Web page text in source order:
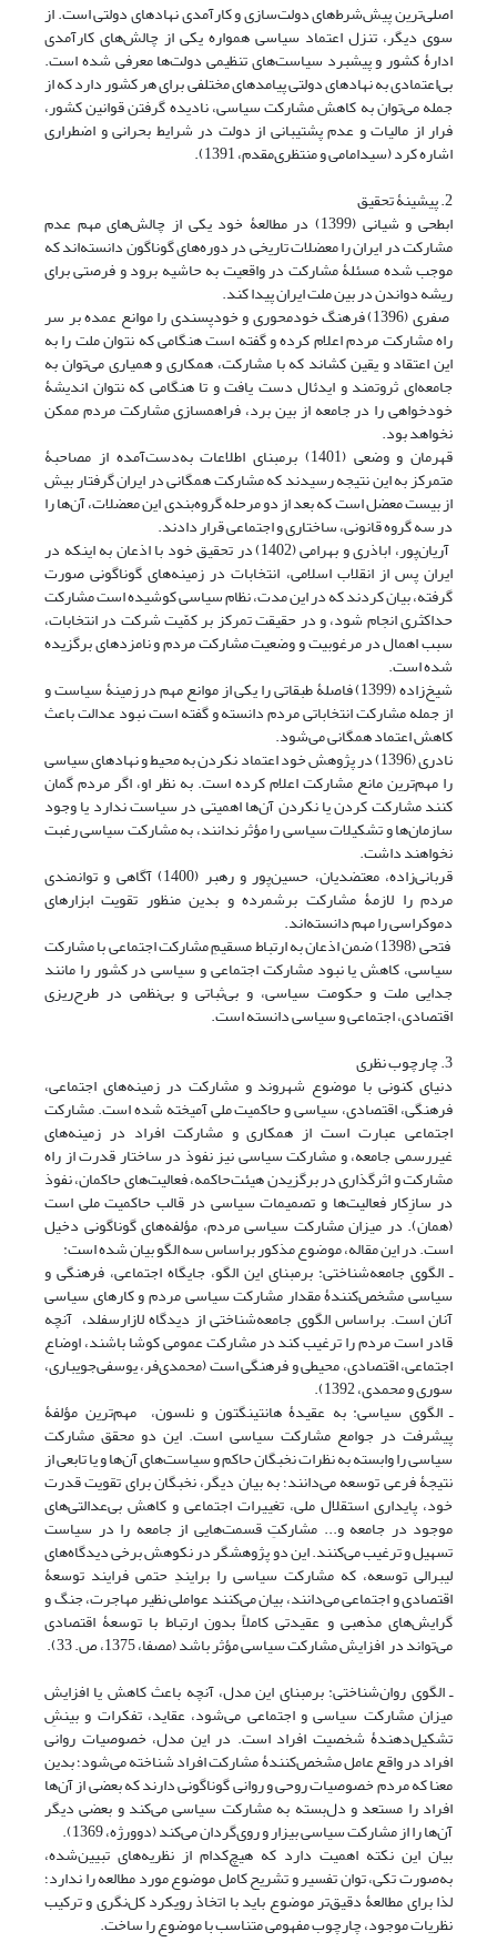
اصلی‌ترین پیش‌شرط‌های دولت‌سازی و کارآمدی نهادهای دولتی است. از
سوی دیگر، تنزل اعتماد سیاسی همواره یکی از چالش‌های کارآمدی
ادارۀ کشور و پیشبرد سیاست‌های تنظیمی دولت‌ها معرفی شده است.
بی‌اعتمادی به نهادهای دولتی پیامدهای مختلفی برای هر کشور دارد که از
جمله می‌توان به کاهش مشارکت سیاسی، نادیده گرفتن قوانین کشور،
فرار از مالیات و عدم پشتیبانی از دولت در شرایط بحرانی و اضطراری
اشاره کرد (سیدامامی و منتظری‌مقدم، 1391).
2. پیشینۀ تحقیق
ابطحی و شیانی (1399) در مطالعۀ خود یکی از چالش‌های مهم عدم
مشارکت در ایران را معضلات تاریخی در دوره‌های گوناگون دانسته‌اند که
موجب شده مسئلۀ مشارکت در واقعیت به حاشیه برود و فرصتی برای
ریشه دواندن در بین ملت ایران پیدا کند.
صفری (1396) فرهنگ خودمحوری و خودپسندی را موانع عمده بر سر
راه مشارکت مردم اعلام کرده و گفته است هنگامی که نتوان ملت را به
این اعتقاد و یقین کشاند که با مشارکت، همکاری و همیاری می‌توان به
جامعه‌ای ثروتمند و ایدئال دست یافت و تا هنگامی که نتوان اندیشۀ
خودخواهی را در جامعه از بین برد، فراهمسازی مشارکت مردم ممکن
نخواهد بود.
قهرمان و وضعی (1401) برمبنای اطلاعات به‌دست‌آمده از مصاحبۀ
متمرکز به این نتیجه رسیدند که مشارکت همگانی در ایران گرفتار بیش
از بیست معضل است که بعد از دو مرحله گروه‌بندی این معضلات، آن‌ها را
در سه گروه قانونی، ساختاری و اجتماعی قرار دادند.
آریان‌پور، اباذری و بهرامی (1402) در تحقیق خود با اذعان به اینکه در
ایران پس از انقلاب اسلامی، انتخابات در زمینه‌هاى گوناگونی صورت
گرفته، بیان کردند که در این مدت، نظام سیاسی کوشیده است مشارکت
حداکثرى انجام شود، و در حقیقت تمرکز بر کمّیت شرکت در انتخابات،
سبب اهمال در مرغوبیت و وضعیت مشارکت مردم و نامزدهای برگزیده
شده است.
شیخ‌زاده (1399) فاصلۀ طبقاتی را یکی از موانع مهم در زمینۀ سیاست و
از جمله مشارکت انتخاباتی مردم دانسته و گفته است نبود عدالت باعث
کاهش اعتماد همگانی می‌شود.
نادری (1396) در پژوهش خود اعتماد نکردن به محیط و نهادهای سیاسی
را مهم‌ترین مانع مشارکت اعلام کرده است. به نظر او، اگر مردم گمان
کنند مشارکت کردن یا نکردن آن‌ها اهمیتی در سیاست ندارد یا وجود
سازمان‌ها و تشکیلات سیاسی را مؤثر ندانند، به مشارکت سیاسی رغبت
نخواهند داشت.
قربانی‌زاده، معتضدیان، حسین‌پور و رهبر (1400) آگاهی و توانمندی
مردم را لازمۀ مشارکت برشمرده و بدین منظور تقویت ابزارهای
دموکراسی را مهم دانسته‌اند.
فتحی (1398) ضمن اذعان به ارتباط مسقیمِ مشارکت اجتماعی با مشارکت
سیاسی، کاهش یا نبود مشارکت اجتماعی و سیاسی در کشور را مانند
جدایی ملت و حکومت سیاسی، و بی‌ثباتی و بی‌نظمی در طرح‌ریزی
اقتصادی، اجتماعی و سیاسی دانسته است.
3. چارچوب نظری
دنیای کنونی با موضوع شهروند و مشارکت در زمینه‌های اجتماعی،
فرهنگی، اقتصادی، سیاسی و حاکمیت ملی آمیخته شده است. مشارکت
اجتماعی عبارت است از همکاری و مشارکت افراد در زمینه‌های
غیررسمی جامعه، و مشارکت سیاسی نیز نفوذ در ساختار قدرت از راه
مشارکت و اثرگذاری در برگزیدن هیئت‌حاکمه، فعالیت‌های حاکمان، نفوذ
در سازِکار فعالیت‌ها و تصمیمات سیاسی در قالب حاکمیت ملی است
(همان). در میزان مشارکت سیاسی مردم، مؤلفه‌های گوناگونی دخیل
است. در این مقاله، موضوع مذکور براساس سه الگو بیان شده است:
ـ الگوی جامعه‌شناختی: برمبنای این الگو، جایگاه اجتماعی، فرهنگی و
سیاسی مشخص‌کنندۀ مقدار مشارکت سیاسی مردم و کارهای سیاسی
آنان است. براساس الگوی جامعه‌شناختی از دیدگاه لازارسفلد، آنچه
قادر است مردم را ترغیب کند در مشارکت عمومی کوشا باشند، اوضاع
اجتماعی، اقتصادی، محیطی و فرهنگی است (محمدی‌فر، یوسفی‌جویباری،
سوری و محمدی، 1392).
ـ الگوی سیاسی: به عقیدۀ هانتینگتون و نلسون، مهم‌ترین مؤلفۀ
پیشرفت در جوامع مشارکت سیاسی است. این دو محقق مشارکت
سیاسی را وابسته به نظرات نخبگان حاکم و سیاست‌های آن‌ها و یا تابعی از
نتیجۀ فرعی توسعه می‌دانند؛ به بیان دیگر، نخبگان برای تقویت قدرت
خود، پایداری استقلال ملی، تغییرات اجتماعی و کاهش بی‌عدالتی‌های
موجود در جامعه و... مشارکتِ قسمت‌هایی از جامعه را در سیاست
تسهیل و ترغیب می‌کنند. این دو پژوهشگر در نکوهش برخی دیدگاه‌های
لیبرالی توسعه، که مشارکت سیاسی را برایندِ حتمی فرایند توسعۀ
اقتصادی و اجتماعی می‌دانند، بیان می‌کنند عواملی نظیر مهاجرت، جنگ و
گرایش‌های مذهبی و عقیدتى کاملاً بدون ارتباط با توسعۀ اقتصادی
می‌تواند در افزایش مشارکت سیاسی مؤثر باشد (مصفا، 1375، ص. 33).
ـ الگوی روان‌شناختی: برمبنای این مدل، آنچه باعث کاهش یا افزایش
میزان مشارکت سیاسی و اجتماعی می‌شود، عقاید، تفکرات و بینشِ
تشکیل‌دهندۀ شخصیت افراد است. در این مدل، خصوصیات روانی
افراد در واقع عامل مشخص‌کنندۀ مشارکت افراد شناخته می‌شود؛ بدین
معنا که مردم خصوصیات روحی و روانی گوناگونی دارند که بعضی از آن‌ها
افراد را مستعد و دل‌بسته به مشارکت سیاسی می‌کند و بعضی دیگر
آن‌ها را از مشارکت سیاسی بیزار و روی‌گردان می‌کند (دوورژه، 1369).
بیان این نکته اهمیت دارد که هیچ‌کدام از نظریه‌های تبیین‌شده،
به‌صورت تکی، توان تفسیر و تشریح کامل موضوع مورد مطالعه را ندارد؛
لذا برای مطالعۀ دقیق‌تر موضوع باید با اتخاذ رویکرد کل‌نگری و ترکیب
نظریات موجود، چارچوب مفهومی متناسب با موضوع را ساخت.